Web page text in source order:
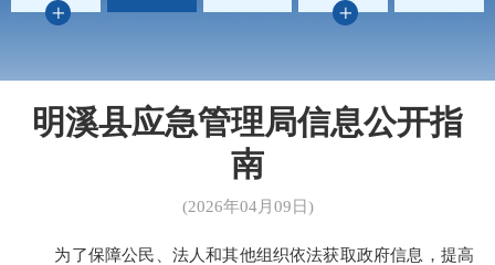
明溪县应急管理局信息公开指
南
(2026年04月09日)
为了保障公民、法人和其他组织依法获取政府信息，提高